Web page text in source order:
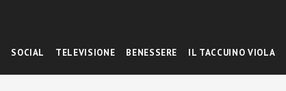
SOCIAL TELEVISIONE BENESSERE IL TACCUINO VIOLA